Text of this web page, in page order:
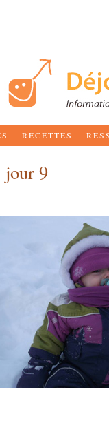
RECETTES
jour 9